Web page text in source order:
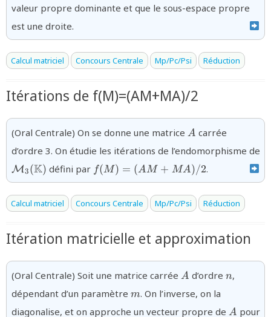
valeur propre dominante et que le sous-espace propre
est une droite.
Calcul matriciel Concours Centrale Mp/Pc/Psi Réduction
Itérations de f(M)=(AM+MA)/2
(Oral Centrale) On se donne une matrice {A}
A carrée
d’ordre 3. On étudie les itérations de l’endomorphisme de
{\mathcal{M}_3(\mathbb{K})}
M3 (K) défini par {f(M)=
(AM+MA)/2}
f(M) = (AM + MA)/2.
Calcul matriciel Concours Centrale Mp/Pc/Psi Réduction
Itération matricielle et approximation
(Oral Centrale) Soit une matrice carrée {A}
A d’ordre {n}
n,
dépendant d’un paramètre {m}
m. On l’inverse, on la
diagonalise, et on approche un vecteur propre de {A}
A pour